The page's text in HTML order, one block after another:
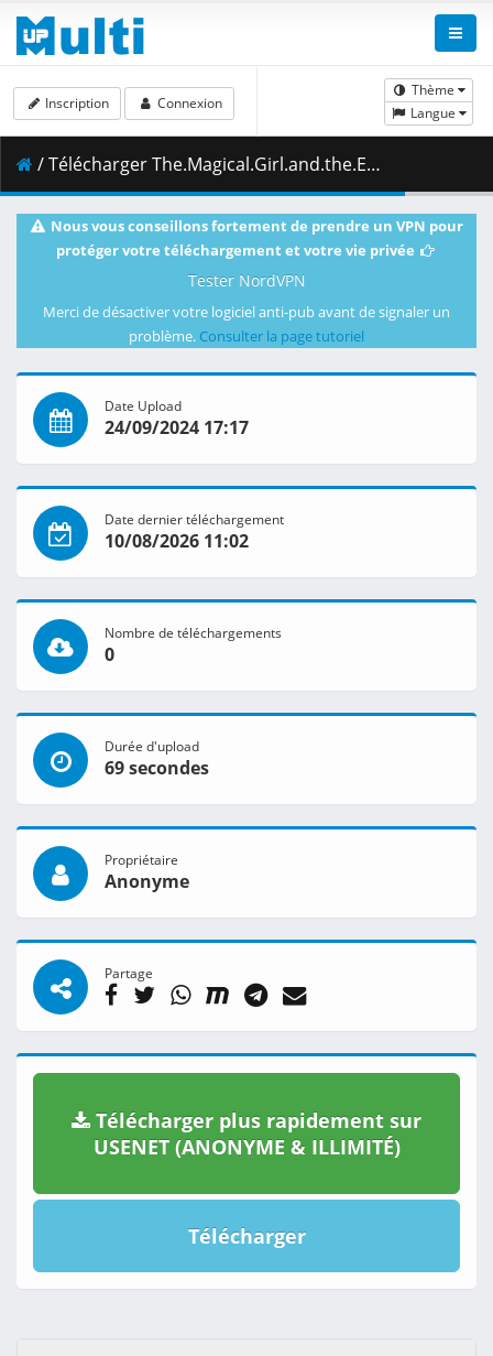
Thème
Langue
Inscription Connexion
/ Télécharger The.Magical.Girl.and.the.Evil.Lieutenant.Used.to.Be.Archenemies.S01E12.Side.B.Side.M.1080p.CR.WEB-DL.JPN.AAC2.0.H.264.MSubs-ToonsHub.mkv.002 ( 364.26 MB )
Nous vous conseillons fortement de prendre un VPN pour
protéger votre téléchargement et votre vie privée
Tester NordVPN
Merci de désactiver votre logiciel anti-pub avant de signaler un
problème. Consulter la page tutoriel
Date Upload
24/09/2024 17:17
Date dernier téléchargement
10/08/2026 11:02
Nombre de téléchargements
0
Durée d'upload
69 secondes
Propriétaire
Anonyme
Partage
Télécharger plus rapidement sur
USENET (ANONYME & ILLIMITÉ)
Télécharger